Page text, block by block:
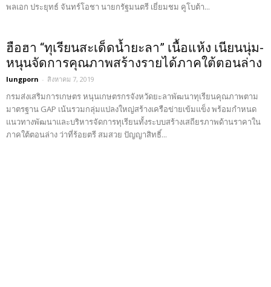
พลเอก ประยุทธ์ จันทร์โอชา นายกรัฐมนตรี เยี่ยมชม คูโบต้า...
ฮือฮา “ทุเรียนสะเด็ดน้ำยะลา” เนื้อแห้ง เนียนนุ่ม-
หนุนจัดการคุณภาพสร้างรายได้ภาคใต้ตอนล่าง
lungporn - สิงหาคม 7, 2019
กรมส่งเสริมการเกษตร หนุนเกษตรกรจังหวัดยะลาพัฒนาทุเรียนคุณภาพตาม
มาตรฐาน GAP เน้นรวมกลุ่มแปลงใหญ่สร้างเครือข่ายเข้มแข็ง พร้อมกำหนด
แนวทางพัฒนาและบริหารจัดการทุเรียนทั้งระบบสร้างเสถียรภาพด้านราคาใน
ภาคใต้ตอนล่าง ว่าที่ร้อยตรี สมสวย ปัญญาสิทธิ์...